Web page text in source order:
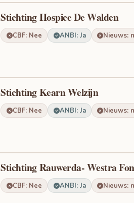
Stichting Hospice De Walden
CBF: Nee ANBI: Ja Nieuws:
Stichting Kearn Welzijn
CBF: Nee ANBI: Ja Nieuws:
Stichting Rauwerda- Westra
CBF: Nee ANBI: Ja Nieuws: